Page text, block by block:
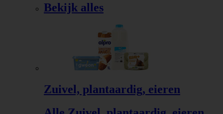
Bekijk alles
Zuivel, plantaardig, eieren